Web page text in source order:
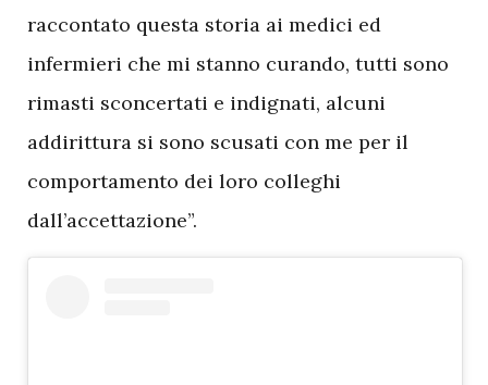
raccontato questa storia ai medici ed
infermieri che mi stanno curando, tutti sono
rimasti sconcertati e indignati, alcuni
addirittura si sono scusati con me per il
comportamento dei loro colleghi
dall’accettazione”.